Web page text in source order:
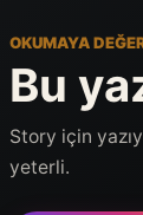
OKUMAYA
Bu
Story için
yeterli.